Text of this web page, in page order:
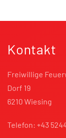
Kontakt
Freiwillige
Dorf 19
6210 Wiesing
Telefon: +43